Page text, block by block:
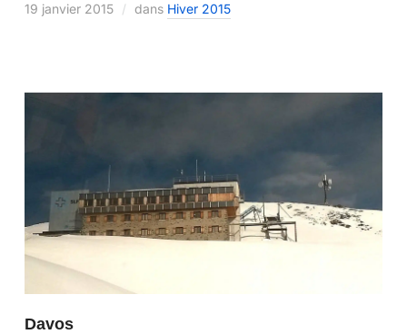
19 janvier 2015 dans Hiver 2015
Davos